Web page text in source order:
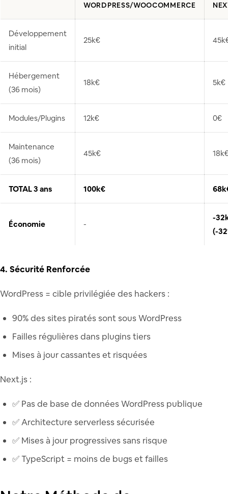
WORDPRESS/WOOCOMMERCE
Développement
initial
25k€
Hébergement
(36 mois)
18k€ 5k€
Modules/Plugins 12k€ 0€
Maintenance
(36 mois)
45k€
TOTAL 3 ans 100k€
Économie -
-
(-
4. Sécurité Renforcée
WordPress = cible privilégiée des hackers :
90% des sites piratés sont sous WordPress
Failles régulières dans plugins tiers
Mises à jour cassantes et risquées
Next.js :
✅ Pas de base de données WordPress publique
✅ Architecture serverless sécurisée
✅ Mises à jour progressives sans risque
✅ TypeScript = moins de bugs et failles